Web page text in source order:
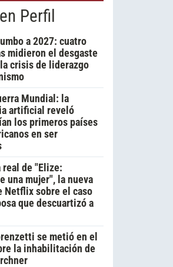
Perfil
a 2027: cuatro
midieron el desgaste
crisis de liderazgo
Mundial: la
artificial reveló
los primeros países
en ser
de "Elize:
una mujer", la nueva
Netflix sobre el caso
que descuartizó a
se metió en el
la inhabilitación de